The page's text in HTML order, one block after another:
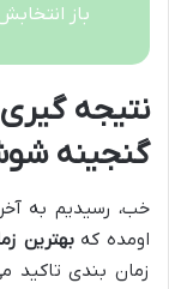
باز
نتیجه
گنجینه
خب، رسیدیم به
اومده کهبهترین
زمان بندی تاکید